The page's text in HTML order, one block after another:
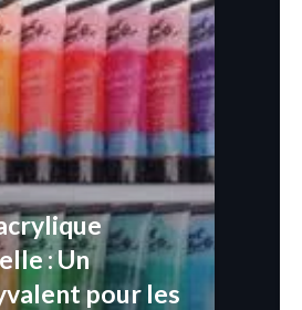
: Un
pour les